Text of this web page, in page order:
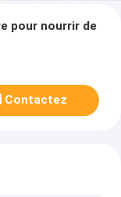
pour nourrir de
Contactez